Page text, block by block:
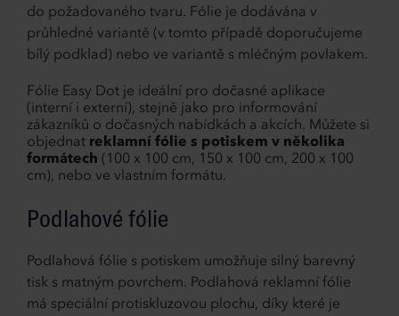
do požadovaného tvaru. Fólie je dodávána v
průhledné variantě (v tomto případě doporučujeme
bílý podklad) nebo ve variantě s mléčným povlakem.
Fólie Easy Dot je ideální pro dočasné aplikace
(interní i externí), stejně jako pro informování
zákazníků o dočasných nabídkách a akcích. Můžete si
objednat reklamní fólie s potiskem v několika
formátech (100 x 100 cm, 150 x 100 cm, 200 x 100
cm), nebo ve vlastním formátu.
Podlahové fólie
Podlahová fólie s potiskem umožňuje silný barevný
tisk s matným povrchem. Podlahová reklamní fólie
má speciální protiskluzovou plochu, díky které je